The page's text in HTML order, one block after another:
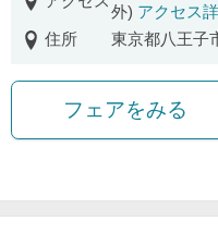
外) アクセス
住所
東京都八王子
フェアをみる